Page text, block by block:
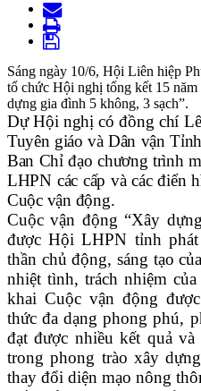
Sáng ngày 10/6, Hội Liên hiệp
tổ chức Hội nghị tổng kết 15
dựng gia đình 5 không, 3 sạch”.
Dự Hội nghị có đồng chí
Tuyên giáo và Dân vận
Ban Chỉ đạo chương trình
LHPN các cấp và các điển
Cuộc vận động.
Cuộc vận động “Xây
được Hội LHPN tỉnh
thần chủ động, sáng tạo
nhiệt tình, trách nhiệm
khai Cuộc vận động
thức đa dạng phong phú,
đạt được nhiều kết quả
trong phong trào xây
thay đổi diện mạo nông